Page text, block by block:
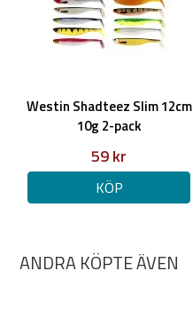
Westin Shadteez Slim 12cm
10g 2-pack
59 kr
KÖP
ANDRA KÖPTE ÄVEN